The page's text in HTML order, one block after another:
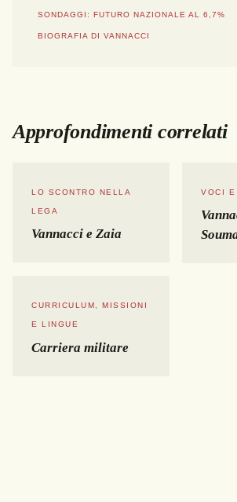
SONDAGGI: FUTURO NAZIONALE AL 6,7%
BIOGRAFIA DI VANNACCI
Approfondimenti correlati
LO SCONTRO NELLA
LEGA
Vannacci e Zaia
VOCI E
CURRICULUM, MISSIONI
E LINGUE
Carriera militare